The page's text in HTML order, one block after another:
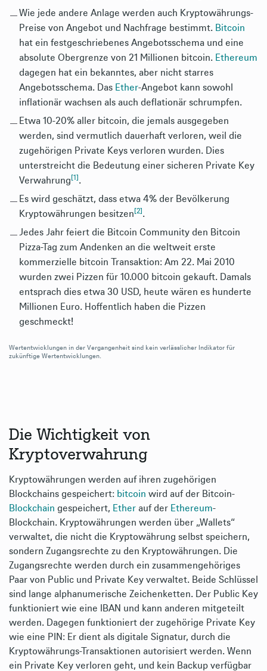
Wie jede andere Anlage werden auch Kryptowährungs-
Preise von Angebot und Nachfrage bestimmt. Bitcoin
hat ein festgeschriebenes Angebotsschema und eine
absolute Obergrenze von 21 Millionen bitcoin. Ethereum
dagegen hat ein bekanntes, aber nicht starres
Angebotsschema. Das Ether-Angebot kann sowohl
inflationär wachsen als auch deflationär schrumpfen.
Etwa 10-20% aller bitcoin, die jemals ausgegeben
werden, sind vermutlich dauerhaft verloren, weil die
zugehörigen Private Keys verloren wurden. Dies
unterstreicht die Bedeutung einer sicheren Private Key
Verwahrung [1] .
Es wird geschätzt, dass etwa 4% der Bevölkerung
Kryptowährungen besitzen [2] .
Jedes Jahr feiert die Bitcoin Community den Bitcoin
Pizza-Tag zum Andenken an die weltweit erste
kommerzielle bitcoin Transaktion: Am 22. Mai 2010
wurden zwei Pizzen für 10.000 bitcoin gekauft. Damals
entsprach dies etwa 30 USD, heute wären es hunderte
Millionen Euro. Hoffentlich haben die Pizzen
geschmeckt!
Wertentwicklungen in der Vergangenheit sind kein verlässlicher Indikator für
zukünftige Wertentwicklungen.
Die Wichtigkeit von
Kryptoverwahrung
Kryptowährungen werden auf ihren zugehörigen
Blockchains gespeichert: bitcoin wird auf der Bitcoin-
Blockchain gespeichert, Ether auf der Ethereum-
Blockchain. Kryptowährungen werden über „Wallets“
verwaltet, die nicht die Kryptowährung selbst speichern,
sondern Zugangsrechte zu den Kryptowährungen. Die
Zugangsrechte werden durch ein zusammengehöriges
Paar von Public und Private Key verwaltet. Beide Schlüssel
sind lange alphanumerische Zeichenketten. Der Public Key
funktioniert wie eine IBAN und kann anderen mitgeteilt
werden. Dagegen funktioniert der zugehörige Private Key
wie eine PIN: Er dient als digitale Signatur, durch die
Kryptowährungs-Transaktionen autorisiert werden. Wenn
ein Private Key verloren geht, und kein Backup verfügbar